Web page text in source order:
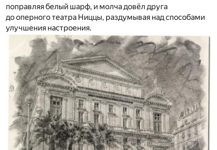
поправляя белый шарф, и молча довёл друга
до оперного театра Ниццы, раздумывая над способами
улучшения настроения.